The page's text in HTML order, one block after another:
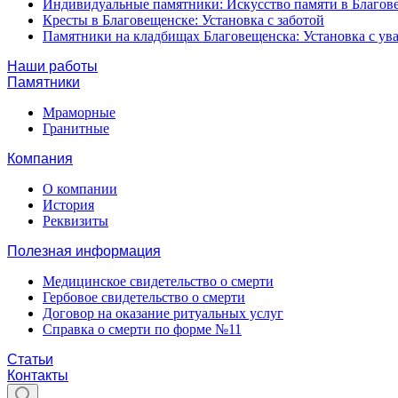
Индивидуальные памятники: Искусство памяти в
Кресты в Благовещенске: Установка с заботой
Памятники на кладбищах Благовещенска: Установка с
Наши работы
Памятники
Мраморные
Гранитные
Компания
О компании
История
Реквизиты
Полезная информация
Медицинское свидетельство о смерти
Гербовое свидетельство о смерти
Договор на оказание ритуальных услуг
Справка о смерти по форме №11
Статьи
Контакты